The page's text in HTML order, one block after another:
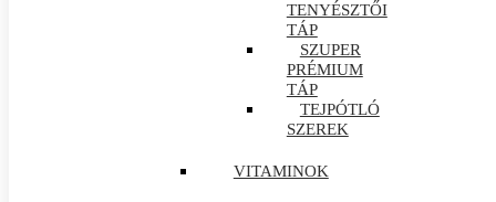
TENYÉSZTŐI
TÁP
SZUPER
PRÉMIUM
TÁP
TEJPÓTLÓ
SZEREK
VITAMINOK